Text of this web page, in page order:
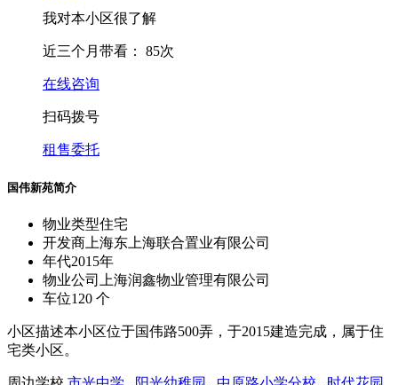
我对本小区很了解
近三个月带看： 85次
在线咨询
扫码拨号
租售委托
国伟新苑简介
物业类型住宅
开发商 上海东上海联合置业有限公司
年代2015年
物业公司
上海润鑫物业管理有限公司
车位120 个
小区描述本小区位于国伟路500弄，于2015建造完成，属于住
宅类小区。